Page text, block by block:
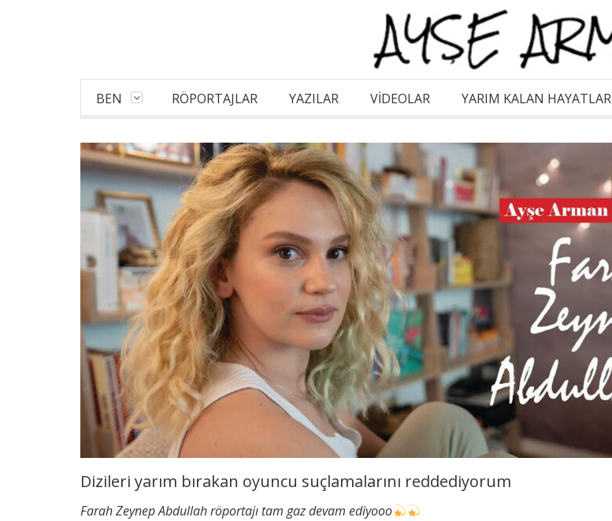
BEN RÖPORTAJLAR YAZILAR VİDEOLAR YARIM KALAN HAYATLAR
Dizileri yarım bırakan oyuncu suçlamalarını reddediyorum
Farah Zeynep Abdullah röportajı tam gaz devam ediyooo